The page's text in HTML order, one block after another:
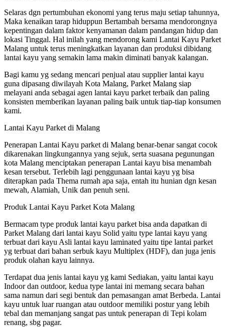
Selaras dgn pertumbuhan ekonomi yang terus maju setiap tahunnya,
Maka kenaikan tarap hiduppun Bertambah bersama mendorongnya
kepentingan dalam faktor kenyamanan dalam pandangan hidup dan
lokasi Tinggal. Hal inilah yang mendorong kami Lantai Kayu Parket
Malang untuk terus meningkatkan layanan dan produksi dibidang
lantai kayu yang semakin lama makin diminati banyak kalangan.
Bagi kamu yg sedang mencari penjual atau supplier lantai kayu
guna dipasang diwilayah Kota Malang, Parket Malang siap
melayani anda sebagai agen lantai kayu parket terbaik dan paling
konsisten memberikan layanan paling baik untuk tiap-tiap konsumen
kami.
Lantai Kayu Parket di Malang
Penerapan Lantai Kayu parket di Malang benar-benar sangat cocok
dikarenakan lingkungannya yang sejuk, serta suasana pegunungan
kota Malang menciptakan penerapan Lantai kayu bisa menambah
kesan tersebut. Terlebih lagi penggunaan lantai kayu yg bisa
diterapkan pada Thema rumah apa saja, entah itu hunian dgn kesan
mewah, Alamiah, Unik dan penuh seni.
Produk Lantai Kayu Parket Kota Malang
Bermacam type produk lantai kayu parket bisa anda dapatkan di
Parket Malang dari lantai kayu Solid yaitu type lantai kayu yang
terbuat dari kayu Asli lantai kayu laminated yaitu tipe lantai parket
yg terbuat dari bahan serbuk kayu Multiplex (HDF), dan juga jenis
produk olahan kayu lainnya.
Terdapat dua jenis lantai kayu yg kami Sediakan, yaitu lantai kayu
Indoor dan outdoor, kedua type lantai ini memang secara bahan
sama namun dari segi bentuk dan pemasangan amat Berbeda. Lantai
kayu untuk luar ruangan atau outdoor memiliki postur yang lebih
tebal dan memanjang sangat pas untuk penerapan di Tepi kolam
renang, sbg pagar.